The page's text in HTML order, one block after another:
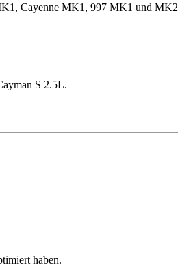
Cayenne MK1, 997 MK1 und MK2
S 2.5L.
haben.